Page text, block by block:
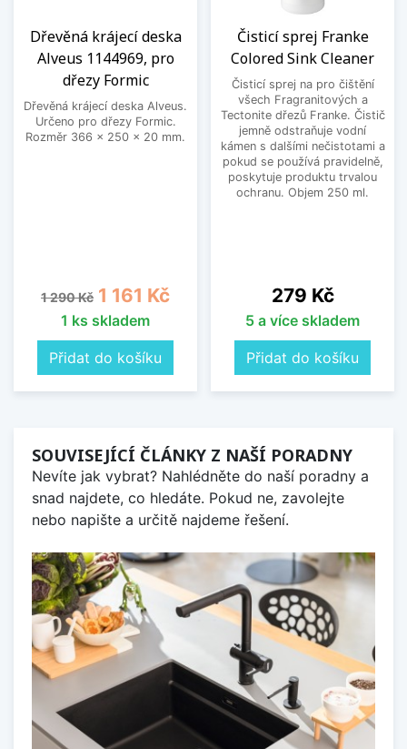
Dřevěná krájecí deska
Alveus 1144969, pro
dřezy Formic
Dřevěná krájecí deska Alveus.
Určeno pro dřezy Formic.
Rozměr 366 x 250 x 20 mm.
Běžná cena
1 290 Kč Cena
1 161 Kč
1 ks skladem
Přidat do košíku
Čisticí sprej Franke
Colored Sink Cleaner
Čisticí sprej na pro čištění
všech Fragranitových a
Tectonite dřezů Franke. Čistič
jemně odstraňuje vodní
kámen s dalšími nečistotami a
pokud se používá pravidelně,
poskytuje produktu trvalou
ochranu. Objem 250 ml.
Cena
279 Kč
5 a více skladem
Přidat do košíku
SOUVISEJÍCÍ ČLÁNKY Z NAŠÍ PORADNY
Nevíte jak vybrat? Nahlédněte do naší poradny a
snad najdete, co hledáte. Pokud ne, zavolejte
nebo napište a určitě najdeme řešení.